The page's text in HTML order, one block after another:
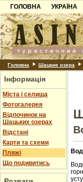
ГОЛОВНА
УКРАЇНА
Карпати
Азов
Шацьк
Головна Шацкие озера
Інформація
Міста і селища
Фотогалерея
Відпочинок на
Шацьких озерах
Відстані
Карти та схеми
Пляжі
Що подивитись